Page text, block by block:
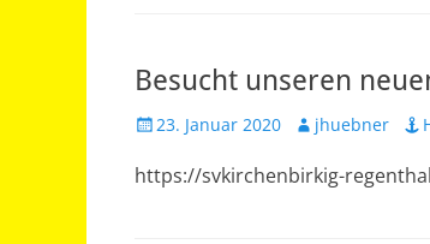
Besucht unseren
Veröffentlicht
23. Januar 2020 Autorjhuebner
https://svkirchenbirkig-